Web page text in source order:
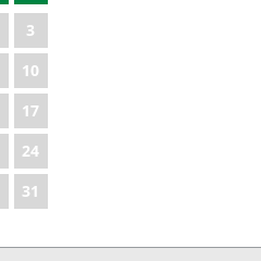
3
10
17
24
31